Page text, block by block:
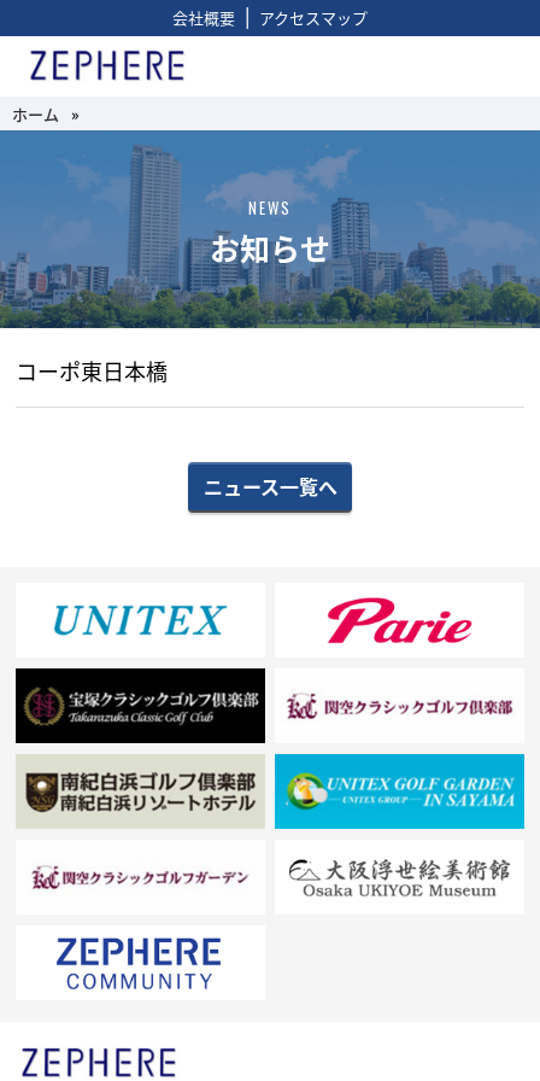
会社概要 | アクセスマップ
ホーム »
NEWS
お知らせ
コーポ東日本橋
ニュース一覧へ